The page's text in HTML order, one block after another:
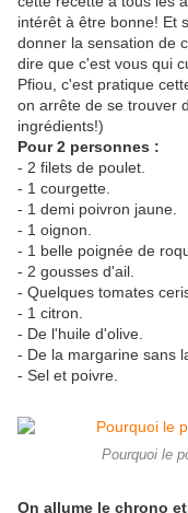
intérêt à être bonne! Et
donner la sensation de
dire que c'est vous qui
Pfiou, c'est pratique
on arrête de se trouver
ingrédients!)
Pour 2 personnes :
- 2 filets de poulet.
- 1 courgette.
- 1 demi poivron jaune.
- 1 oignon.
- 1 belle poignée de
- 2 gousses d'ail.
- Quelques tomates
- 1 citron.
- De l'huile d'olive.
- De la margarine sans
- Sel et poivre.
Pourquoi le
On allume le chrono